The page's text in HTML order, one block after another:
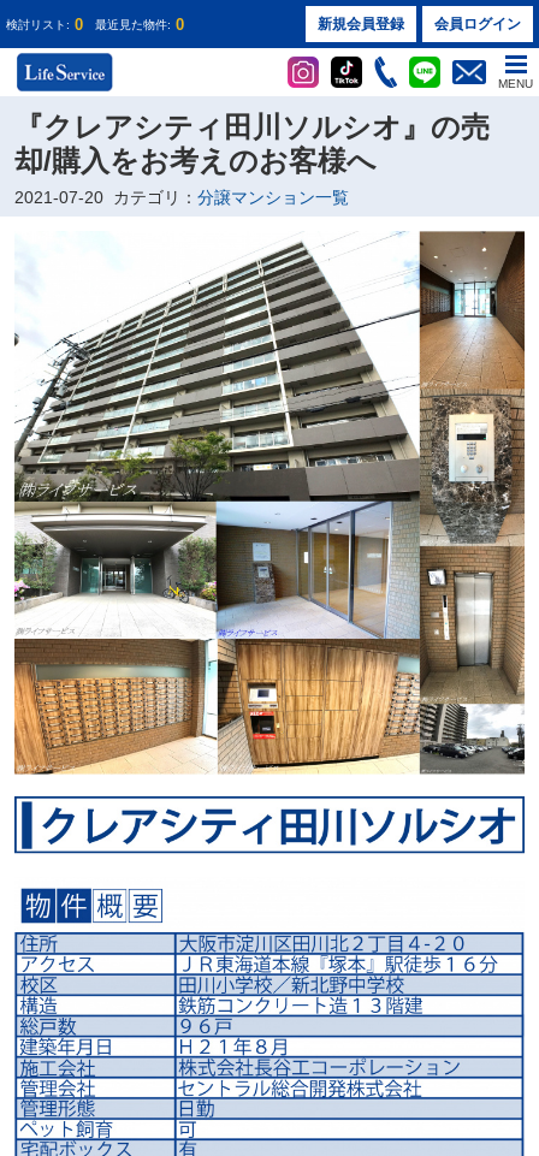
検討リスト: 0 最近見た物件: 0 新規会員登録 会員ログイン
MENU
『クレアシティ田川ソルシオ』の売
却/購入をお考えのお客様へ
2021-07-20 カテゴリ： 分譲マンション一覧